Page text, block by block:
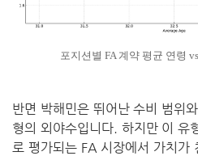
포지션별 FA 계약 평균 연령
반면 박해민은 뛰어난 수비 범위
형의 외야수입니다. 하지만 이 유
로 평가되는 FA 시장에서 가치가